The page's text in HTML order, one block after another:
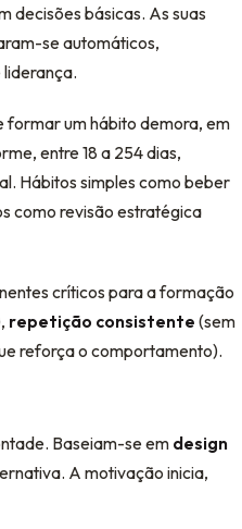
decisões básicas. As suas
se automáticos,
formar um hábito demora, em
entre 18 a 254 dias,
Hábitos simples como beber
como revisão estratégica
críticos para a formação
repetição consistente (sem
reforça o comportamento).
Baseiam-se em design
A motivação inicia,